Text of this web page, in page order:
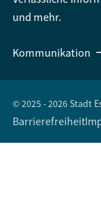
und mehr.
Kommunikation
© 2025 - 2026 Stadt
Barrierefreiheit